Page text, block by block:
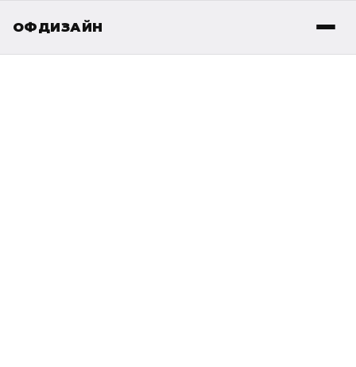
ОФДИЗАЙН